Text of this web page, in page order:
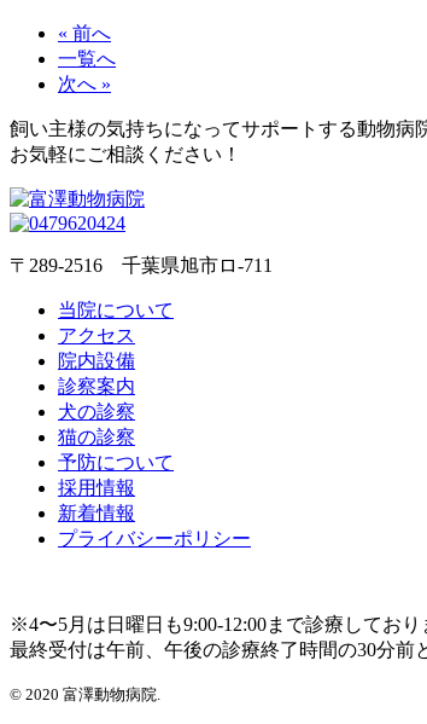
« 前へ
一覧へ
次へ »
飼い主様の気持ちになってサポートする動物病
お気軽にご相談ください！
〒289-2516 千葉県旭市ロ-711
当院について
アクセス
院内設備
診察案内
犬の診察
猫の診察
予防について
採用情報
新着情報
プライバシーポリシー
※4〜5月は日曜日も9:00-12:00まで診療しており
最終受付は午前、午後の診療終了時間の30分前
© 2020 富澤動物病院.